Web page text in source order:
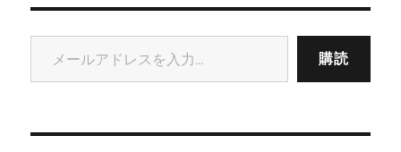
メールアドレスを入力...
購読